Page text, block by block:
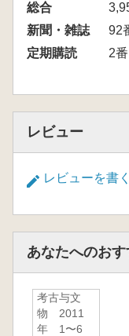
総合
新聞・雑誌
92
定期購読
2
レビュー
レビューを書く
あなたへのお
考古与文
物 2011
年 1〜6